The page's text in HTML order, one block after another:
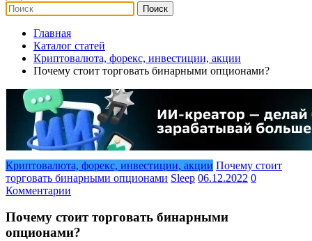
Главная
Каталог статей
Криптовалюта, форекс, инвестиции, акции
Почему стоит торговать бинарными опционами?
Криптовалюта, форекс, инвестиции, акции Почему стоит
торговать бинарными опционами Sleep 06.12.2022 0
Комментарии
Почему стоит торговать бинарными
опционами?